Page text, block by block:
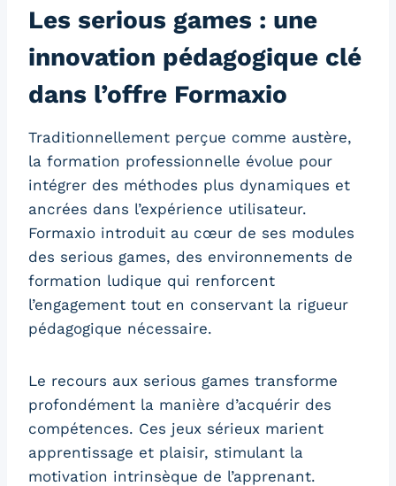
Les serious games : une
innovation pédagogique clé
dans l’offre Formaxio
Traditionnellement perçue comme austère,
la formation professionnelle évolue pour
intégrer des méthodes plus dynamiques et
ancrées dans l’expérience utilisateur.
Formaxio introduit au cœur de ses modules
des serious games, des environnements de
formation ludique qui renforcent
l’engagement tout en conservant la rigueur
pédagogique nécessaire.
Le recours aux serious games transforme
profondément la manière d’acquérir des
compétences. Ces jeux sérieux marient
apprentissage et plaisir, stimulant la
motivation intrinsèque de l’apprenant.